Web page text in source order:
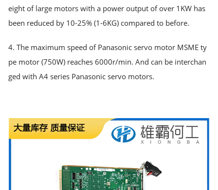
eight of large motors with a power output of over 1KW has
been reduced by 10-25% (1-6KG) compared to before.
4. The maximum speed of Panasonic servo motor MSME ty
pe motor (750W) reaches 6000r/min. And can be interchan
ged with A4 series Panasonic servo motors.